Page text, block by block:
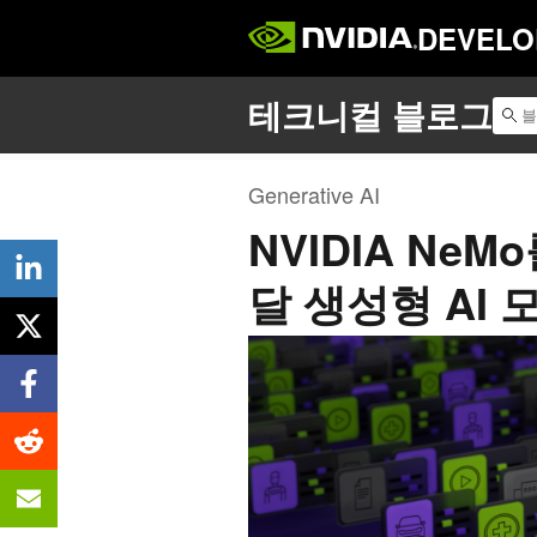
Generative AI
NVIDIA
달 생성형 AI